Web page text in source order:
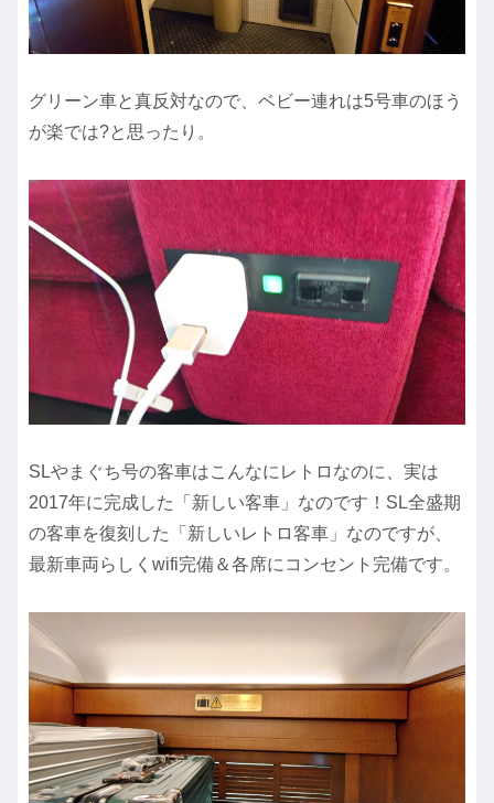
グリーン車と真反対なので、ベビー連れは5号車のほう
が楽では?と思ったり。
SLやまぐち号の客車はこんなにレトロなのに、実は
2017年に完成した「新しい客車」なのです！SL全盛期
の客車を復刻した「新しいレトロ客車」なのですが、
最新車両らしくwifi完備＆各席にコンセント完備です。